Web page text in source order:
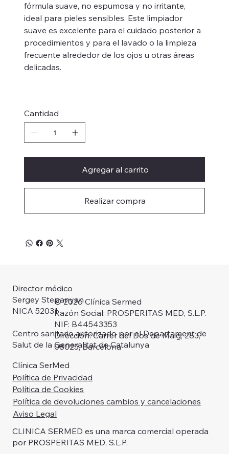
fórmula suave, no espumosa y no irritante,
ideal para pieles sensibles. Este limpiador
suave es excelente para el cuidado posterior a
procedimientos y para el lavado o la limpieza
frecuente alrededor de los ojos u otras áreas
delicadas.
Cantidad
Agregar al carrito
Realizar compra
Director médico
Sergey Stepanyan
NICA 52031
Centro sanitario autorizado por el Departament de
Salut de la Generalitat de Catalunya
© 2026 Clínica Sermed
Razón Social: PROSPERITAS MED, S.L.P.
NIF: B44543353
Dirección: Carrer del Dos de Maig, 283,
08025, Barcelona
Clínica SerMed
Política de Privacidad
Aviso Legal
Política de Cookies
Política de devoluciones cambios y cancelaciones
CLINICA SERMED es una marca comercial operada
por PROSPERITAS MED, S.L.P.